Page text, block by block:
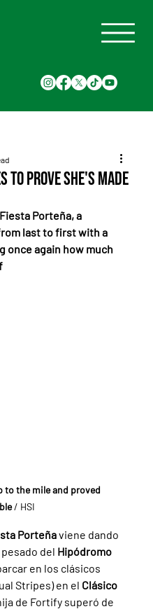
to prove she's made
Fiesta Porteña, a
last to first with a
once again how much
to the mile and proved
/ HSI
Porteña viene dando
del Hipódromo
en los clásicos
Stripes) en el Clásico
de Fortify superó de